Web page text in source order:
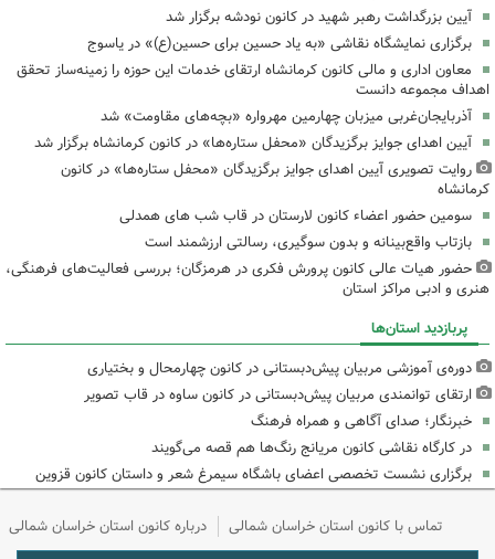
آیین بزرگداشت رهبر شهید در کانون نودشه برگزار شد
برگزاری نمایشگاه نقاشی «به یاد حسین برای حسین(ع)» در یاسوج
معاون اداری و مالی کانون کرمانشاه ارتقای خدمات این حوزه را زمینه‌ساز تحقق
اهداف مجموعه دانست
آذربایجان‌غربی میزبان چهارمین مهرواره «بچه‌های مقاومت» شد
آیین اهدای جوایز برگزیدگان «محفل ستاره‌ها» در کانون کرمانشاه برگزار شد
روایت تصویری آیین اهدای جوایز برگزیدگان «محفل ستاره‌ها» در کانون
کرمانشاه
سومین حضور اعضاء کانون لارستان در قاب شب های همدلی
بازتاب واقع‌بینانه و بدون سوگیری، رسالتی ارزشمند است
حضور هیات عالی کانون پرورش فکری در هرمزگان؛ بررسی فعالیت‌های فرهنگی،
هنری و ادبی مراکز استان
پربازدید استان‌ها
دوره‌ی آموزشی مربیان پیش‌دبستانی در کانون چهارمحال و بختیاری
ارتقای توانمندی مربیان پیش‌دبستانی در کانون ساوه در قاب تصویر
خبرنگار؛ صدای آگاهی و همراه فرهنگ
در کارگاه نقاشی کانون مریانج رنگ‌ها هم قصه می‌گویند
برگزاری نشست تخصصی اعضای باشگاه سیمرغ شعر و داستان کانون قزوین
تماس با کانون استان خراسان شمالی درباره کانون استان خراسان شمالی